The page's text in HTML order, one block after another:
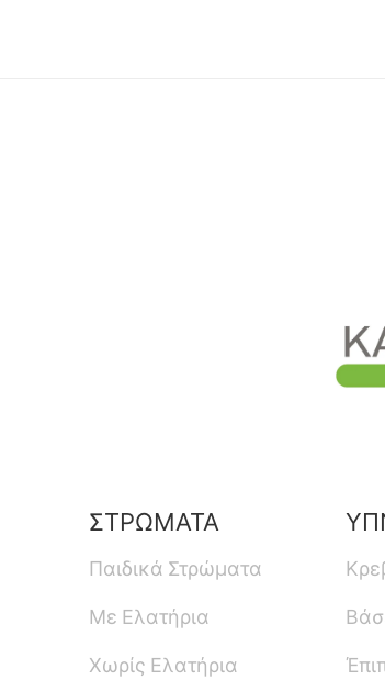
ΣΤΡΩΜΑΤΑ
Παιδικά Στρώματα
Με Ελατήρια
Χωρίς Ελατήρια